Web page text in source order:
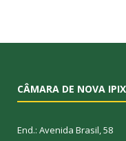
CÂMARA DE NOVA
End.: Avenida Brasil, 58